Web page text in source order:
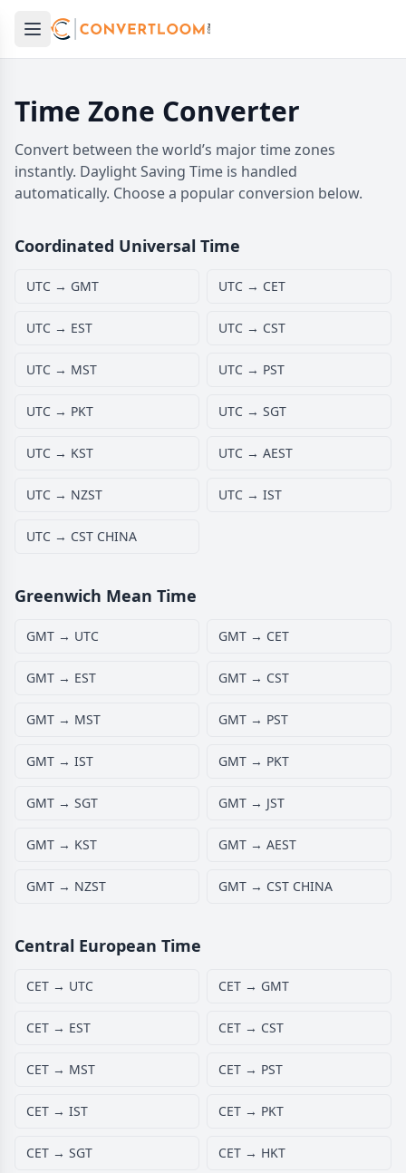
Open main menu
menu
Time Zone Converter
Convert between the world’s major time zones
instantly. Daylight Saving Time is handled
automatically. Choose a popular conversion below.
Coordinated Universal Time
UTC → GMT UTC → CET
UTC → EST UTC → CST
UTC → MST UTC → PST
UTC → PKT UTC → SGT
UTC → KST UTC → AEST
UTC → NZST UTC → IST
UTC → CST CHINA
Greenwich Mean Time
GMT → UTC GMT → CET
GMT → EST GMT → CST
GMT → MST GMT → PST
GMT → IST GMT → PKT
GMT → SGT GMT → JST
GMT → KST GMT → AEST
GMT → NZST GMT → CST CHINA
Central European Time
CET → UTC CET → GMT
CET → EST CET → CST
CET → MST CET → PST
CET → IST CET → PKT
CET → SGT CET → HKT